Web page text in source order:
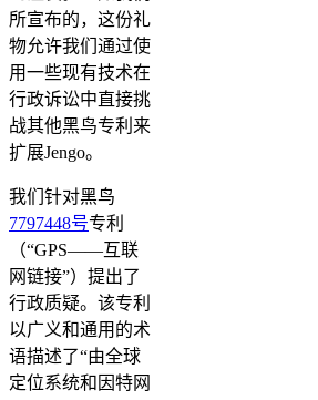
所宣布的，这份礼
物允许我们通过使
用一些现有技术在
行政诉讼中直接挑
战其他黑鸟专利来
扩展Jengo。
我们针对黑鸟
7797448号专利
（“GPS——互联
网链接”）提出了
行政质疑。该专利
以广义和通用的术
语描述了“由全球
定位系统和因特网